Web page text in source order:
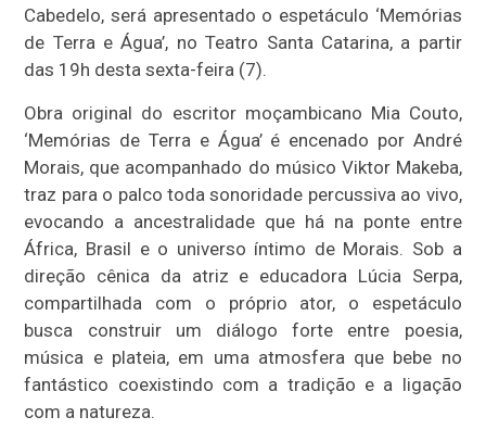
Cabedelo, será apresentado o espetáculo ‘Memórias
de Terra e Água’, no Teatro Santa Catarina, a partir
das 19h desta sexta-feira (7).
Obra original do escritor moçambicano Mia Couto,
‘Memórias de Terra e Água’ é encenado por André
Morais, que acompanhado do músico Viktor Makeba,
traz para o palco toda sonoridade percussiva ao vivo,
evocando a ancestralidade que há na ponte entre
África, Brasil e o universo íntimo de Morais. Sob a
direção cênica da atriz e educadora Lúcia Serpa,
compartilhada com o próprio ator, o espetáculo
busca construir um diálogo forte entre poesia,
música e plateia, em uma atmosfera que bebe no
fantástico coexistindo com a tradição e a ligação
com a natureza.